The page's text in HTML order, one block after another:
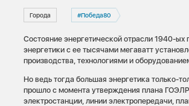
Города #Победа80
Состояние энергетической отрасли 1940-ых
энергетики с ее тысячами мегаватт
производства, технологиями и
Но ведь тогда большая энергетика только-
прошло с момента утверждения плана
электростанции, линии электропередачи,